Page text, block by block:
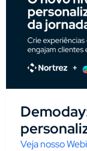
Veja nosso